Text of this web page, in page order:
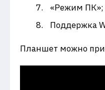
«Режим ПК»;
Поддержка
Планшет можно